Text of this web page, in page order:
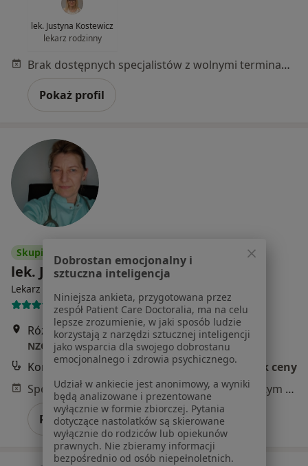
lek. Justyna Kostewicz
lekarz rodzinny
Brak dostępnych specjalistów z wolnymi terminami w tym centrum medycznym.
Pokaż profil
Skupienie na pacjencie
lek. Joanna Gieniusz-Pękalska
Lekarz rodzinny
53 opinie
Różana 24, Ząbki•Mapa
NZOZ LECZYMED
Konsultacja lekarza rodzinnego
Brak ceny
Specjalista nie oferuje umawiania online pod tym adresem.
Poproś o wizytę
Dobrostan emocjonalny i
sztuczna inteligencja
Niniejsza ankieta, przygotowana przez
zespół Patient Care Doctoralia, ma na celu
lepsze zrozumienie, w jaki sposób ludzie
korzystają z narzędzi sztucznej inteligencji
jako wsparcia dla swojego dobrostanu
emocjonalnego i zdrowia psychicznego.
Udział w ankiecie jest anonimowy, a wyniki
będą analizowane i prezentowane
wyłącznie w formie zbiorczej. Pytania
dotyczące nastolatków są skierowane
wyłącznie do rodziców lub opiekunów
prawnych. Nie zbieramy informacji
bezpośrednio od osób niepełnoletnich.